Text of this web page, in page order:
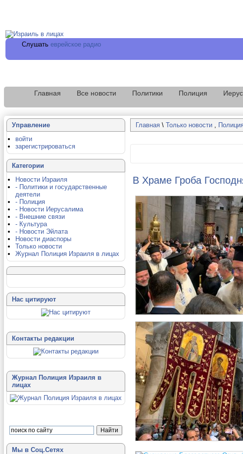
Слушать еврейское радио
Главная Все новости Политики Полиция
Главная \ Только новости ,
В Храме Гроба
Управление
войти
зарегистрироваться
Категории
Новости Израиля
- Политики и государственные
деятели
- Полиция
- Новости Иерусалима
- Внешние связи
- Культура
- Новости Эйлата
Новости диаспоры
Только новости
Журнал Полиция Израиля в лицах
Нас цитируют
Контакты редакции
Журнал Полиция Израиля в
лицах
Мы в Соц.Сетях